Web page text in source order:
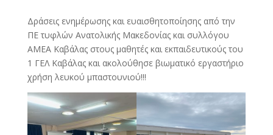
Δράσεις ενημέρωσης και ευαισθητοποίησης από την
ΠΕ τυφλών Ανατολικής Μακεδονίας και συλλόγου
ΑΜΕΑ Καβάλας στους μαθητές και εκπαιδευτικούς του
1 ΓΕΛ Καβάλας και ακολούθησε βιωματικό εργαστήριο
χρήση λευκού μπαστουνιού!!!